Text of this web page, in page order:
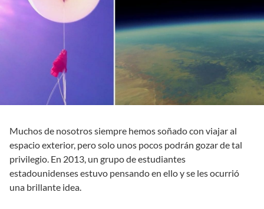
Muchos de nosotros siempre hemos soñado con viajar al
espacio exterior, pero solo unos pocos podrán gozar de tal
privilegio. En 2013, un grupo de estudiantes
estadounidenses estuvo pensando en ello y se les ocurrió
una brillante idea.